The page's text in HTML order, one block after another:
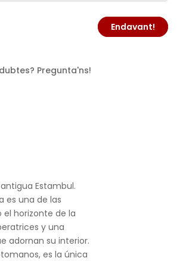
Endavant!
Pregunta'ns!
Estambul.
es una de las
horizonte de la
y una
adornan su interior.
es la única